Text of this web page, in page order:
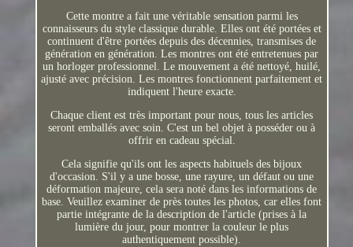
Cette montre a fait une véritable sensation parmi les
connaisseurs du style classique durable. Elles ont été portées et
continuent d'être portées depuis des décennies, transmises de
génération en génération. Les montres ont été entretenues par
un horloger professionnel. Le mouvement a été nettoyé, huilé,
ajusté avec précision. Les montres fonctionnent parfaitement et
indiquent l'heure exacte.
Chaque client est très important pour nous, tous les articles
seront emballés avec soin. C'est un bel objet à posséder ou à
offrir en cadeau spécial.
Cela signifie qu'ils ont les aspects habituels des bijoux
d'occasion. S'il y a une bosse, une rayure, un défaut ou une
déformation majeure, cela sera noté dans les informations de
base. Veuillez examiner de près toutes les photos, car elles font
partie intégrante de la description de l'article (prises à la
lumière du jour, pour montrer la couleur le plus
authentiquement possible).